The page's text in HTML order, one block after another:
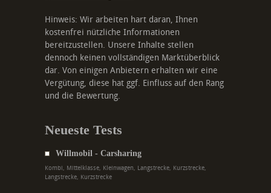
Hinweis: Wir arbeiten hart daran, Ihnen
kostenfrei nützliche Informationen
bereitzustellen. Unsere Inhalte stellen
dennoch keinen vollständigen Marktüberblick
dar. Von einigen Anbietern erhalten wir eine
Vergütung, diese hat ggf. Einfluss auf den Rang
und die Bewertung.
Neueste Tests
Willmobil - Carsharing
Kombi, Mittelklasse, Kleinwagen, Langstrecke, Kurzstrecke,
Langstrecke, Kurzstrecke